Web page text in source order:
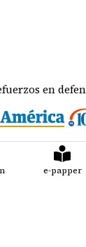
de las
e-papper